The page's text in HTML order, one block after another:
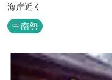
海岸近く
中南勢